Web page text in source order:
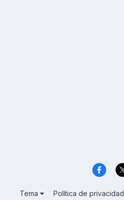
Tema Política de privacidad